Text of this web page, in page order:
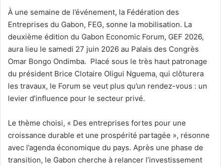
À une semaine de l’événement, la Fédération des
Entreprises du Gabon, FEG, sonne la mobilisation. La
deuxième édition du Gabon Economic Forum, GEF 2026,
aura lieu le samedi 27 juin 2026 au Palais des Congrès
Omar Bongo Ondimba. Placé sous le très haut patronage
du président Brice Clotaire Oligui Nguema, qui clôturera
les travaux, le Forum se veut plus qu’un rendez-vous : un
levier d’influence pour le secteur privé.
Le thème choisi, « Des entreprises fortes pour une
croissance durable et une prospérité partagée », résonne
avec l’agenda économique du pays. Après une phase de
transition, le Gabon cherche à relancer l’investissement